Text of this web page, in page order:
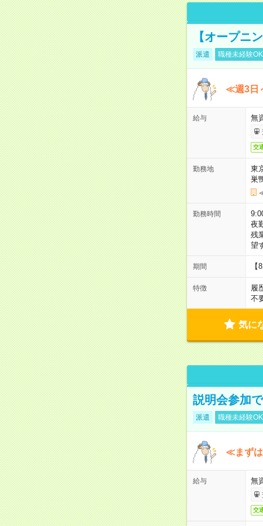
【オープニ
派遣 職種未経験OK
≪週3日
給与 無
交
勤務地
東
巣
勤務時間
夜
残
望
期間
特徴 履
不
気に
説明会参加
派遣 職種未経験OK
≪まずは
給与 無
交